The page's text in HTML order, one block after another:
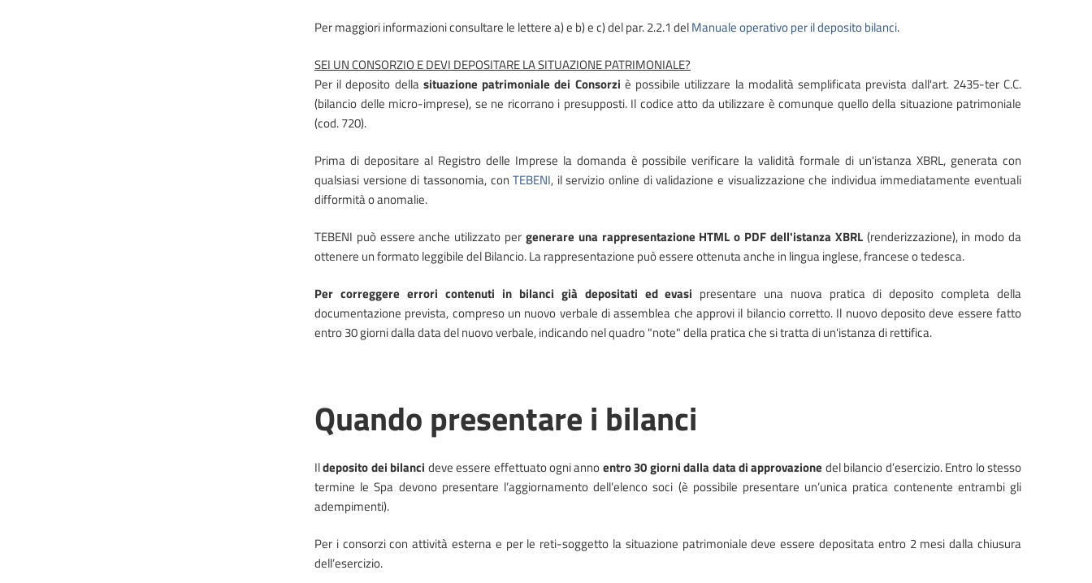
Per maggiori informazioni consultare le lettere a) e b) e c) del par. 2.2.1 delManuale operativo per il deposito bilanci.
SEI UN CONSORZIO E DEVI DEPOSITARE LA SITUAZIONE PATRIMONIALE?
Per il deposito della situazione patrimoniale dei Consorzi è possibile utilizzare la modalità semplificata prevista dall'art. 2435-ter C.C.
(bilancio delle micro-imprese), se ne ricorrano i presupposti. Il codice atto da utilizzare è comunque quello della situazione patrimoniale
(cod. 720).
Prima di depositare al Registro delle Imprese la domanda è possibile verificare la validità formale di un'istanza XBRL, generata con
qualsiasi versione di tassonomia, conTEBENI, il servizio online di validazione e visualizzazione che individua immediatamente eventuali
difformità o anomalie.
TEBENI può essere anche utilizzato per generare una rappresentazione HTML o PDF dell'istanza XBRL(renderizzazione), in modo da
ottenere un formato leggibile del Bilancio. La rappresentazione può essere ottenuta anche in lingua inglese, francese o tedesca.
Per correggere errori contenuti in bilanci già depositati ed evasi presentare una nuova pratica di deposito completa della
documentazione prevista, compreso un nuovo verbale di assemblea che approvi il bilancio corretto. Il nuovo deposito deve essere fatto
entro 30 giorni dalla data del nuovo verbale, indicando nel quadro "note" della pratica che si tratta di un'istanza di rettifica.
Quando presentare i bilanci
Ildeposito dei bilanci deve essere effettuato ogni annoentro 30 giorni dalla data di approvazione del bilancio d’esercizio. Entro lo stesso
termine le Spa devono presentare l’aggiornamento dell’elenco soci (è possibile presentare un’unica pratica contenente entrambi gli
adempimenti).
Per i consorzi con attività esterna e per le reti-soggetto la situazione patrimoniale deve essere depositata entro 2 mesi dalla chiusura
dell’esercizio.